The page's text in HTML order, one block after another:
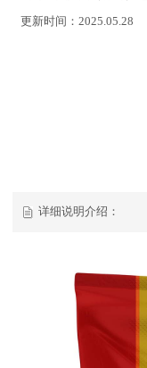
更新时间：2025.05.28
详细说明介绍：